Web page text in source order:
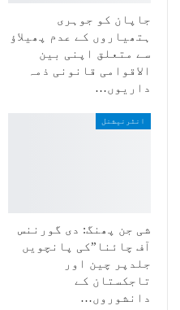
جاپان کو جوہری
ہتھیاروں کے عدم پھیلاؤ
سے متعلق اپنی بین
الاقوامی قانونی ذمہ
داریوں…
انٹرنیشنل
شی جن پھنگ: دی گورننس
آف چائنا”کی پانچویں
جلدپر چین اور
تاجکستان کے
دانشوروں…